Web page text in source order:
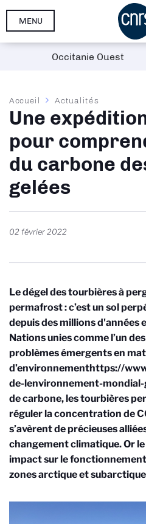
Aller
MENU
Fil
d'Ariane
Accueil Actualités
Une
pour
du carbone
gelées
02 février 2022
Le dégel des tourbières à
permafrost : c’est un sol
depuis des millions d'années
Nations unies comme l’un
problèmes émergents en
d’environnementhttps://
de-lenvironnement-
de carbone, les tourbières
réguler la concentration de
s’avèrent de précieuses
changement climatique. Or
impact sur le fonctionnement
zones arctique et